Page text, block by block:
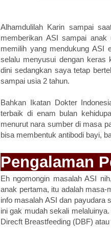
Alhamdulilah Karin sampai
memberikan ASI sampai
memilih yang mendukung ASI
selalu menyusui dengan keras
dini sedangkan saya tetap
sampai usia 2 tahun.
Bahkan Ikatan Dokter
terbaik di enam bulan
menurut nara sumber di masa
bisa membentuk antibodi bayi,
Pengalaman
Eh ngomongin masalah ASI
anak pertama, itu adalah
info masalah ASI dan payudara
ini gak mudah sekali
Direcft Breastfeeding (DBF)